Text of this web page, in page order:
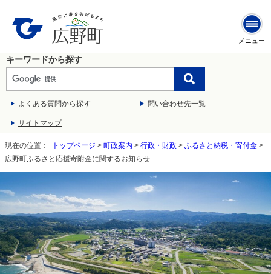
メニュー
キーワードから探す
よくある質問から探す 問い合わせ先一覧
サイトマップ
現在の位置： トップページ > 町政案内 > 行政・財政 > ふるさと納税・寄付金 >
広野町ふるさと応援寄附金に関するお知らせ